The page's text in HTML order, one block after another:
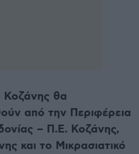
Κοζάνης θα
από την Περιφέρεια
– Π.Ε. Κοζάνης,
και το Μικρασιατικό